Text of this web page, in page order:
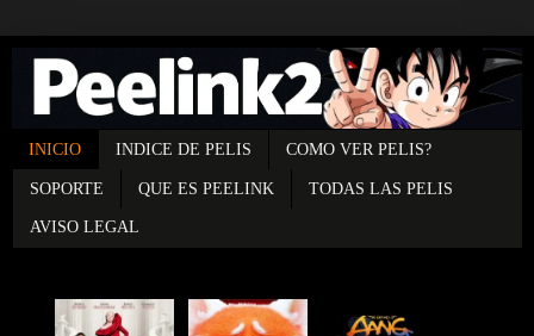
INICIO INDICE DE PELIS COMO VER PELIS?
SOPORTE QUE ES PEELINK TODAS LAS PELIS
AVISO LEGAL